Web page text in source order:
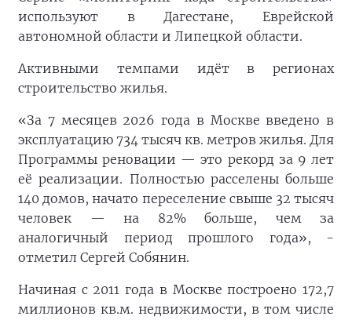
используют в Дагестане, Еврейской
автономной области и Липецкой области.
Активными темпами идёт в регионах
строительство жилья.
«За 7 месяцев 2026 года в Москве введено в
эксплуатацию 734 тысяч кв. метров жилья. Для
Программы реновации — это рекорд за 9 лет
её реализации. Полностью расселены больше
140 домов, начато переселение свыше 32 тысяч
человек — на 82% больше, чем за
аналогичный период прошлого года», -
отметил Сергей Собянин.
Начиная с 2011 года в Москве построено 172,7
миллионов кв.м. недвижимости, в том числе